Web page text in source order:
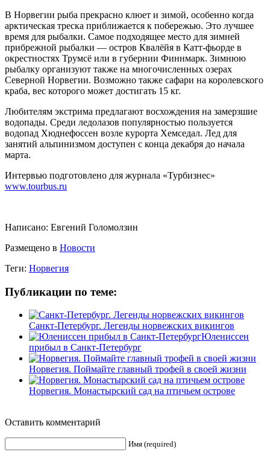
В Норвегии рыба прекрасно клюет и зимой, особенно когда
арктическая треска приближается к побережью. Это лучшее
время для рыбалки. Самое подходящее место для зимней
прибрежной рыбалки — остров Квалёйя в Катт-фьорде в
окрестностях Трумсё или в губернии Финнмарк. Зимнюю
рыбалку организуют также на многочисленных озерах
Северной Норвегии. Возможно также сафари на королевского
краба, вес которого может достигать 15 кг.
Любителям экстрима предлагают восхождения на замерзшие
водопады. Среди ледолазов популярностью пользуется
водопад Хюднефоссен возле курорта Хемседал. Лед для
занятий альпинизмом доступен с конца декабря до начала
марта.
Интервью подготовлено для журнала «Турбизнес»
www.tourbus.ru
Написано: Евгений Голомолзин
Размещено в Новости
Теги: Норвегия
Публикации по теме:
Санкт-Петербург. Легенды норвежских викингов
Юлениссен
прибыл в Санкт-Петербург
Норвегия. Поймайте главный трофей в своей жизни
Норвегия. Монастырский сад на птичьем острове
Оставить комментарий
Имя (required)